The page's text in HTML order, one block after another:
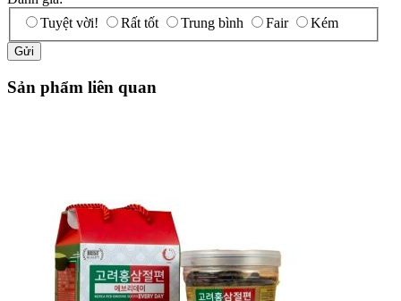
Tuyệt vời!
Rất tốt Trung bình Fair Kém
Sản phẩm liên quan